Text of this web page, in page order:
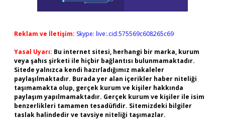
Reklam ve İletişim: Skype: live:.cid.575569c608265c69
Yasal Uyarı: Bu internet sitesi, herhangi bir marka, kurum
veya şahıs şirketi ile hiçbir bağlantısı bulunmamaktadır.
Sitede yalnızca kendi hazırladığımız makaleler
paylaşılmaktadır. Burada yer alan içerikler haber niteliği
taşımamakta olup, gerçek kurum ve kişiler hakkında
paylaşım yapılmamaktadır. Gerçek kurum ve kişiler ile isim
benzerlikleri tamamen tesadüfidir. Sitemizdeki bilgiler
taslak halindedir ve tavsiye niteliği taşımazlar.